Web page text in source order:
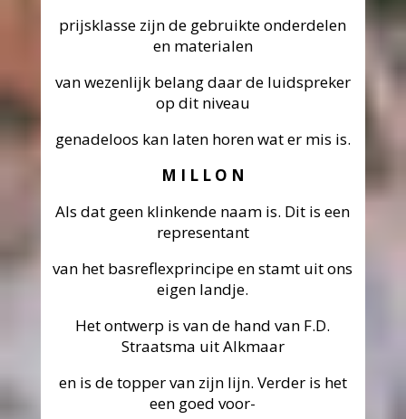
prijsklasse zijn de gebruikte onderdelen
en materialen
van wezenlijk belang daar de luidspreker
op dit niveau
genadeloos kan laten horen wat er mis is.
M I L L O N
Als dat geen klinkende naam is. Dit is een
representant
van het basreflexprincipe en stamt uit ons
eigen landje.
Het ontwerp is van de hand van F.D.
Straatsma uit Alkmaar
en is de topper van zijn lijn. Verder is het
een goed voor-